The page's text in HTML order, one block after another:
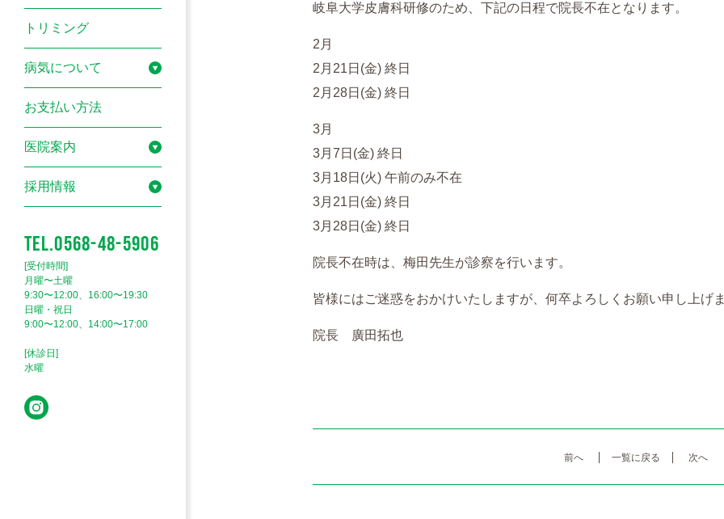
トリミング
病気について
お支払い方法
医院案内
採用情報
TEL.0568-48-5906
[受付時間]
月曜〜土曜
9:30〜12:00、16:00〜19:30
日曜・祝日
9:00〜12:00、14:00〜17:00
[休診日]
水曜
岐阜大学皮膚科研修のため、下記の日程で院長不在となります。
2月
2月21日(金) 終日
2月28日(金) 終日
3月
3月7日(金) 終日
3月18日(火) 午前のみ不在
3月21日(金) 終日
3月28日(金) 終日
院長不在時は、梅田先生が診察を行います。
皆様にはご迷惑をおかけいたしますが、何卒よろしくお願い申し上げ
院長 廣田拓也
前へ 一覧に戻る 次へ